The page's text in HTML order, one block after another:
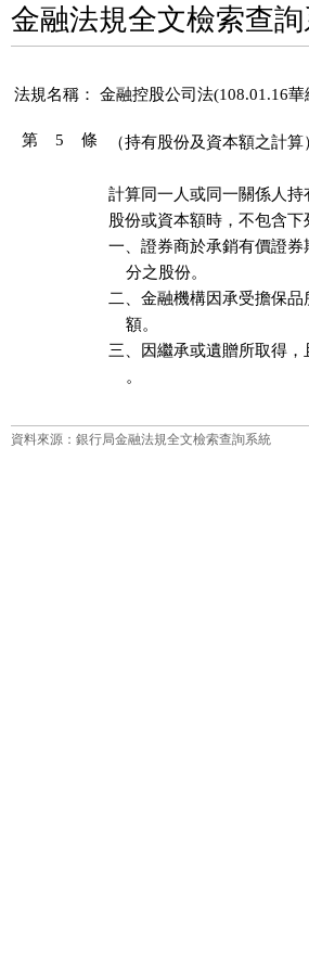
金融法規全文檢索查
法規名稱： 金融控股公司法(108.01.16
第 5 條 （持有股份及資本額之計算
計算同一人或同一關係人
股份或資本額時，不包含下
一、證券商於承銷有價證
    分之股份。
二、金融機構因承受擔保
    額。
三、因繼承或遺贈所取得
    。
資料來源：銀行局金融法規全文檢索查詢系統